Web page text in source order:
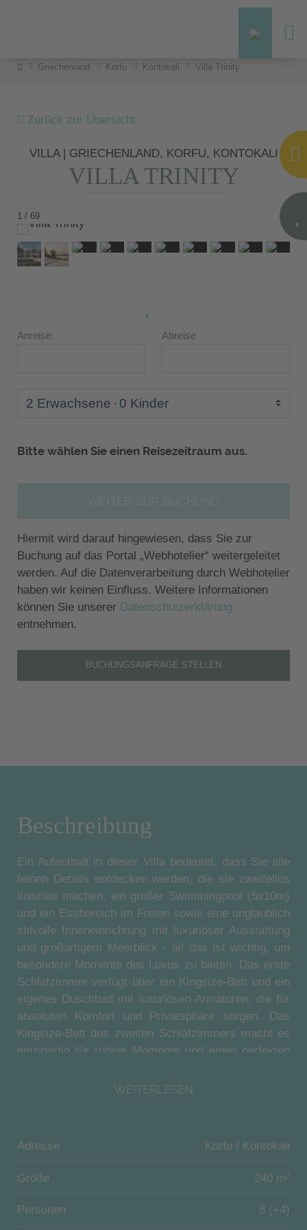
Griechenland Korfu Kontokali Villa Trinity
Zurück zur Übersicht
VILLA | GRIECHENLAND, KORFU, KONTOKALI
VILLA TRINITY
1 / 69
Anreise Abreise
2 Erwachsene 0 Kinder
Bitte wählen Sie einen Reisezeitraum aus.
Hiermit wird darauf hingewiesen, dass Sie zur
Buchung auf das Portal „Webhotelier“ weitergeleitet
werden. Auf die Datenverarbeitung durch Webhotelier
haben wir keinen Einfluss. Weitere Informationen
können Sie unserer Datenschutzerklärung
entnehmen.
BUCHUNGSANFRAGE STELLEN
Beschreibung
Ein Aufenthalt in dieser Villa bedeutet, dass Sie alle
feinen Details entdecken werden, die sie zweifellos
luxuriös machen: ein großer Swimmingpool (5x10m)
und ein Essbereich im Freien sowie eine unglaublich
stilvolle Inneneinrichtung mit luxuriöser Ausstattung
und großartigem Meerblick - all das ist wichtig, um
besondere Momente des Luxus zu bieten. Das erste
Schlafzimmer verfügt über ein Kingsize-Bett und ein
eigenes Duschbad mit luxuriösen Armaturen, die für
absoluten Komfort und Privatsphäre sorgen. Das
Kingsize-Bett des zweiten Schlafzimmers macht es
einzigartig für ruhige Momente und einen perfekten
Außerdem gibt es einen Kleiderschrank. Im dritten
in jedem Fall absoluten Komfort genießen werden.
Das vierte Schlafzimmer ist ein Hauptschlafzimmer
(2 Personen), TV, Klimaanlage, Deckenventilator,
WEITERLESEN
Adresse Korfu / Kontokali
Größe 240 m²
Personen 8 (+4)